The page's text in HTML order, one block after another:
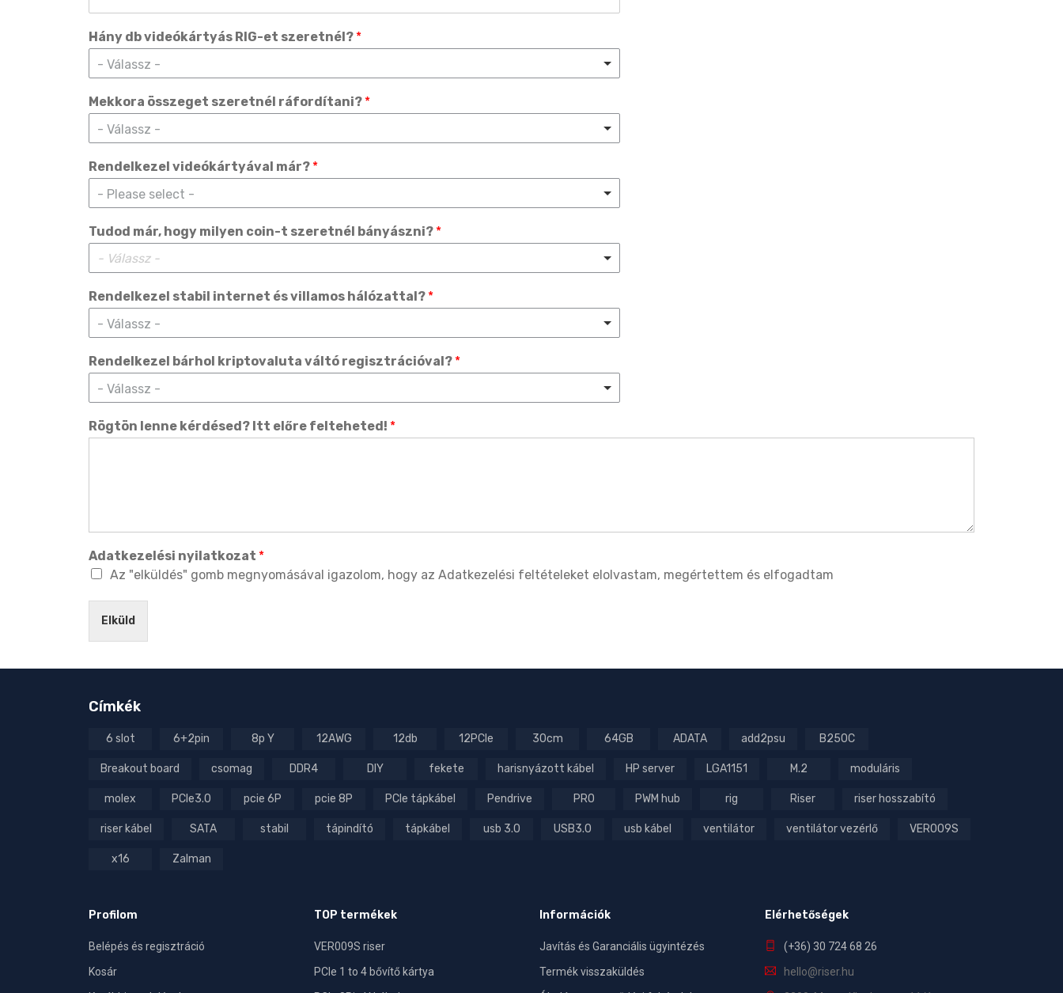
Hány db videókártyás RIG-et szeretnél? *
- Válassz -
Mekkora összeget szeretnél ráfordítani? *
- Válassz -
Rendelkezel videókártyával már? *
- Please select -
Tudod már, hogy milyen coin-t szeretnél bányászni? *
Rendelkezel stabil internet és villamos hálózattal? *
- Válassz -
Rendelkezel bárhol kriptovaluta váltó regisztrációval? *
- Válassz -
Rögtön lenne kérdésed? Itt előre felteheted! *
Adatkezelési nyilatkozat *
Az "elküldés" gomb megnyomásával igazolom, hogy az Adatkezelési feltételeket elolvastam, megértettem és elfogadtam
Elküld
Címkék
6 slot 6+2pin 8p Y 12AWG 12db 12PCIe 30cm 64GB ADATA add2psu B250C
Breakout board csomag DDR4 DIY fekete harisnyázott kábel HP server LGA1151 M.2 moduláris
molex PCIe3.0 pcie 6P pcie 8P PCIe tápkábel Pendrive PRO PWM hub rig Riser riser hosszabító
riser kábel SATA stabil tápindító tápkábel usb 3.0 USB3.0 usb kábel ventilátor ventilátor vezérlő VER009S
x16 Zalman
Profilom
Belépés és regisztráció
Kosár
TOP termékek
VER009S riser
PCIe 1 to 4 bővítő kártya
Információk
Javítás és Garanciális ügyintézés
Termék visszaküldés
Elérhetőségek
(+36) 30 724 68 26
hello@riser.hu